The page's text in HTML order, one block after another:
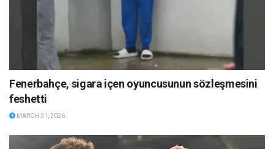
Fenerbahçe, sigara içen oyuncusunun sözleşmesini
feshetti
MARCH 31, 2026